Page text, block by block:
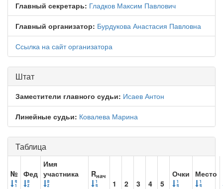
Главный секретарь: Гладков Максим Павлович
Главный организатор: Бурдукова Анастасия Павловна
Ссылка на сайт организатора
Штат
Заместители главного судьи: Исаев Антон
Линейные судьи: Ковалева Марина
Таблица
№ Фед
Имя
участника
Rнач
1 2 3 4 5
Очки Место